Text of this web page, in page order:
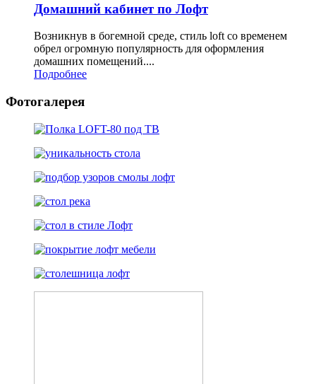
Домашний кабинет по Лофт
Возникнув в богемной среде, стиль loft со временем
обрел огромную популярность для оформления
домашних помещений....
Подробнее
Фотогалерея